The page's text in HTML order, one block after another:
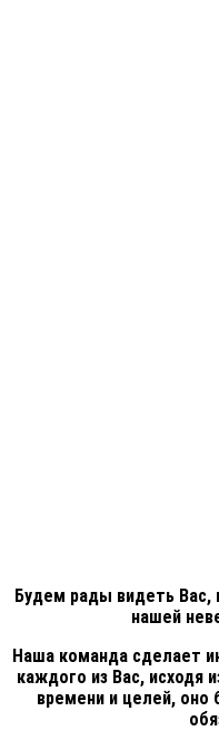
Будем рады видеть Вас,
нашей
Наша команда сделает
каждого из Вас, исходя
времени и целей, оно